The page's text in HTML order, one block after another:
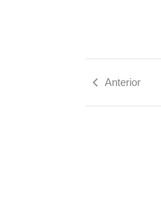
Anterior